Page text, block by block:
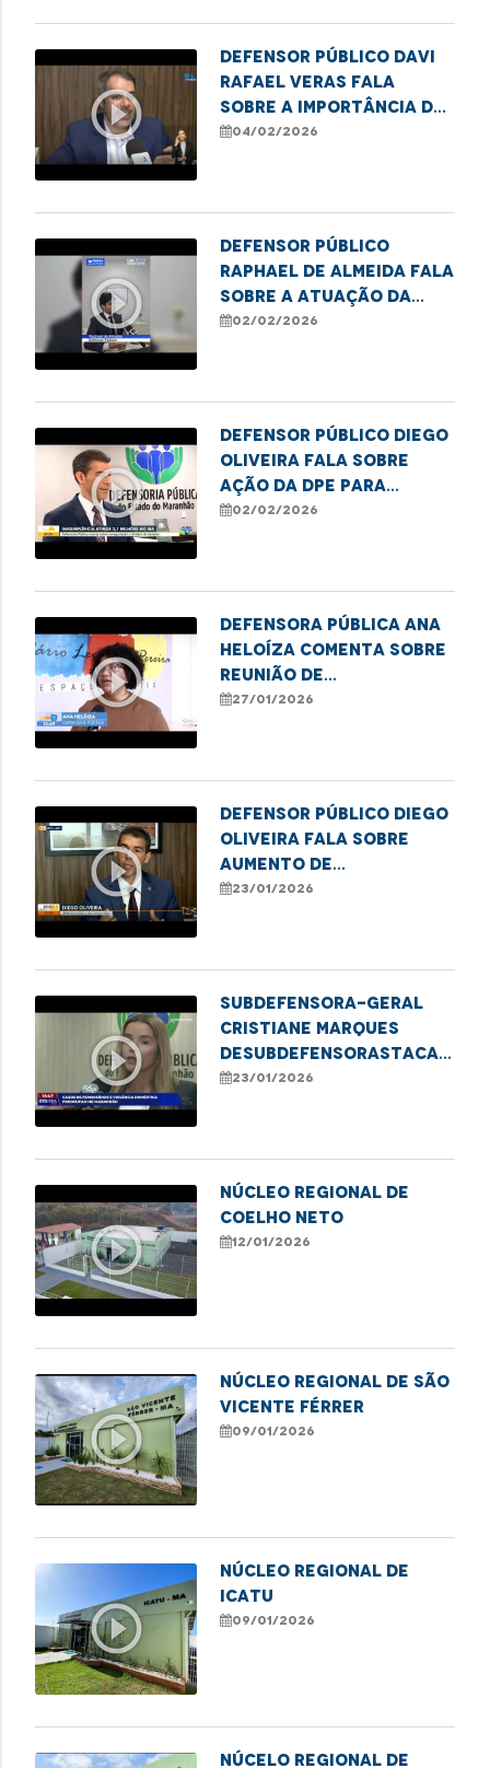
play_circle_outline
Defensor público Davi
Rafael Veras fala
sobre a importância da
lei Infância e
04/02/2026
play_circle_outline
Defensor Público
Raphael de Almeida fala
sobre a atuação da
Defensoria no Núcleo
02/02/2026
play_circle_outline
Defensor Público Diego
Oliveira fala sobre
ação da DPE para
renegociação de dívida.
02/02/2026
play_circle_outline
Defensora Pública Ana
Heloíza comenta sobre
reunião de
representantes da
Imperatriz
27/01/2026
play_circle_outline
Defensor Público Diego
Oliveira fala sobre
aumento de
inadimplência que
23/01/2026
play_circle_outline
Subdefensora-Geral
Cristiane Marques
deSubdefensorastaca
Defensoria Protetiva
23/01/2026
play_circle_outline
NÚCLEO REGIONAL DE
COELHO NETO
12/01/2026
play_circle_outline
NÚCLEO REGIONAL DE SÃO
VICENTE FÉRRER
09/01/2026
play_circle_outline
NÚCLEO REGIONAL DE
ICATU
09/01/2026
NÚCELO REGIONAL DE